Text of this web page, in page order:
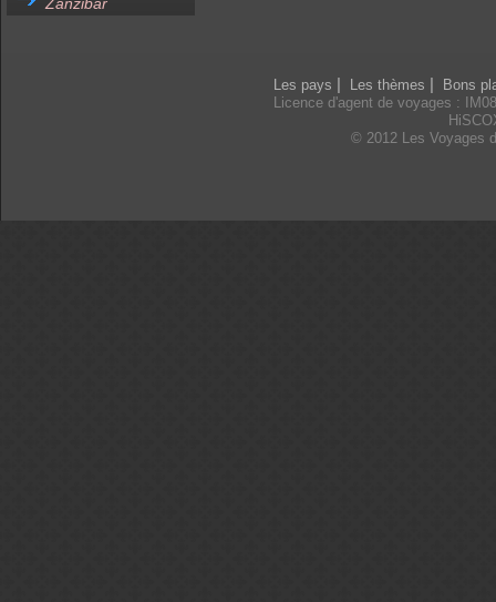
Les pays Les thèmes
Bons
Licence d'agent de voyages :
© 2012 Les Voyages